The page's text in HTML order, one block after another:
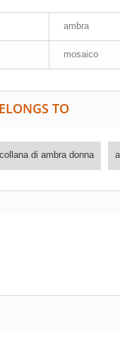
ambra
mosaico
TO
collana di ambra donna